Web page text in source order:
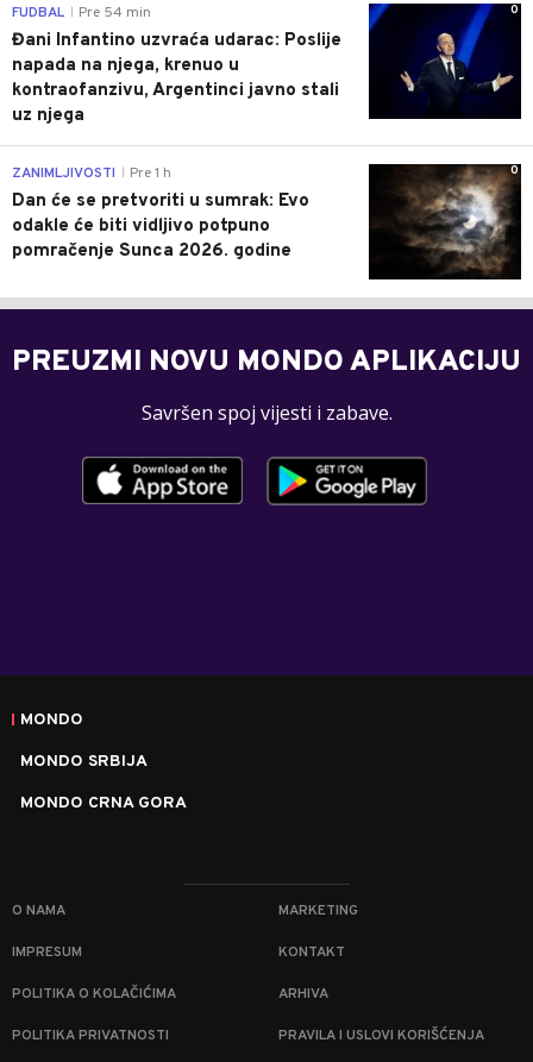
0
FUDBAL Pre 54 min
Đani Infantino uzvraća udarac: Poslije
napada na njega, krenuo u
kontraofanzivu, Argentinci javno stali
uz njega
0
ZANIMLJIVOSTI Pre 1 h
Dan će se pretvoriti u sumrak: Evo
odakle će biti vidljivo potpuno
pomračenje Sunca 2026. godine
PREUZMI NOVU MONDO APLIKACIJU
Savršen spoj vijesti i zabave.
MONDO
MONDO SRBIJA
MONDO CRNA GORA
O NAMA MARKETING
IMPRESUM KONTAKT
POLITIKA O KOLAČIĆIMA ARHIVA
POLITIKA PRIVATNOSTI PRAVILA I USLOVI KORIŠĆENJA